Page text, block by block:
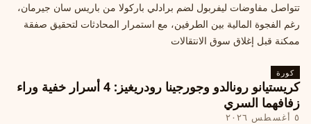
تتواصل مفاوضات ليفربول لضم برادلي باركولا من باريس سان جيرمان،
رغم الفجوة المالية بين الطرفين، مع استمرار المحادثات لتحقيق صفقة
ممكنة قبل إغلاق سوق الانتقالات
كورة
كريستيانو رونالدو وجورجينا رودريغيز: 4 أسرار خفية وراء
زفافهما السري
٥ أغسطس ٢٠٢٦